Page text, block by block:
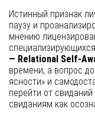
Истинный признак
паузу и
мнению
— Relational Self-
времени, а вопрос
ясности» и
перейти от
свиданиям как